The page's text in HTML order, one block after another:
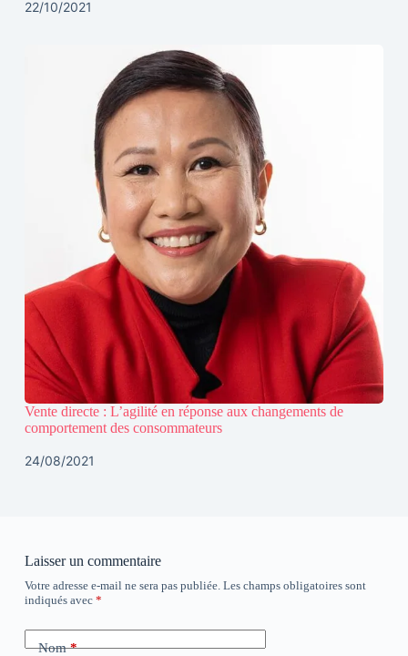
22/10/2021
Vente directe : L’agilité en réponse aux changements de
comportement des consommateurs
24/08/2021
Laisser un commentaire
Votre adresse e-mail ne sera pas publiée. Les champs obligatoires sont
indiqués avec *
Nom*